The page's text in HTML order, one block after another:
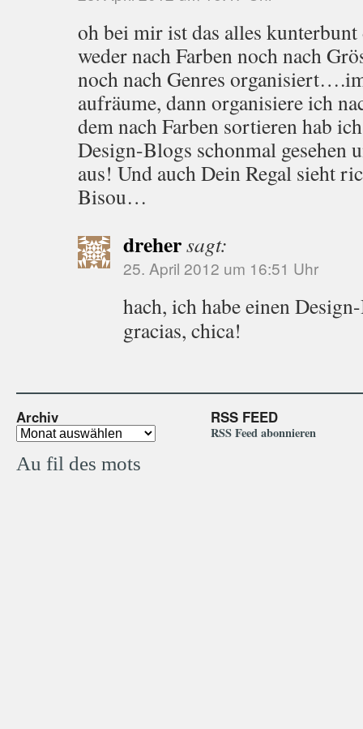
oh bei mir ist das alles
weder nach Farben noch nach
noch nach Genres
aufräume, dann organisiere ich
dem nach Farben sortieren hab
Design-Blogs schonmal
aus! Und auch Dein Regal sieht
Bisou…
drehersagt:
25. April 2012 um 16:51 Uhr
hach, ich habe einen
gracias, chica!
Archiv RSS FEED
RSS Feed abonnieren
Au fil des mots